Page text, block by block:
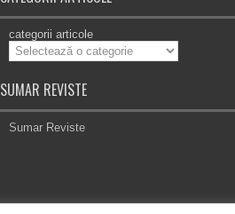
categorii articole
SUMAR REVISTE
Sumar Reviste